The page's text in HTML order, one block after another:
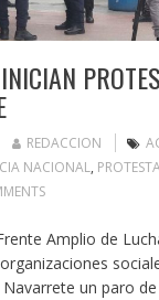
REDACCION
NACIONAL,
Amplio de
un paro